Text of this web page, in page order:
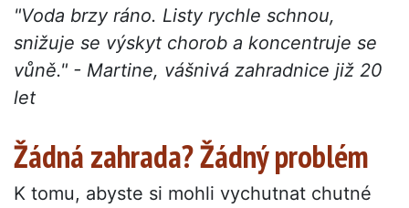
"Voda brzy ráno. Listy rychle schnou,
snižuje se výskyt chorob a koncentruje se
vůně." - Martine, vášnivá zahradnice již 20
let
Žádná zahrada? Žádný problém
K tomu, abyste si mohli vychutnat chutné